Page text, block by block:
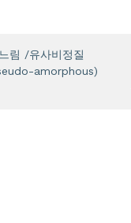
느림 /유사비정질
amorphous)